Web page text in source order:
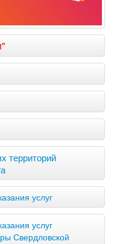
территорий
услуг
услуг
Свердловской